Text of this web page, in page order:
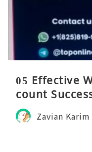
05 Effective
count
Zavian Karim